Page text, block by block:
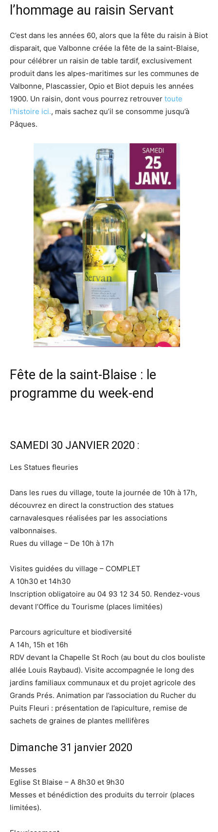
l’hommage au raisin Servant
C’est dans les années 60, alors que la fête du raisin à Biot
disparait, que Valbonne créée la fête de la saint-Blaise,
pour célébrer un raisin de table tardif, exclusivement
produit dans les alpes-maritimes sur les communes de
Valbonne, Plascassier, Opio et Biot depuis les années
1900. Un raisin, dont vous pourrez retrouver toute
l’histoire ici., mais sachez qu’il se consomme jusqu’à
Pâques.
Fête de la saint-Blaise : le
programme du week-end
SAMEDI 30 JANVIER 2020 :
Les Statues fleuries
Dans les rues du village, toute la journée de 10h à 17h,
découvrez en direct la construction des statues
carnavalesques réalisées par les associations
valbonnaises.
Rues du village – De 10h à 17h
Visites guidées du village – COMPLET
A 10h30 et 14h30
Inscription obligatoire au 04 93 12 34 50. Rendez-vous
devant l’Office du Tourisme (places limitées)
Parcours agriculture et biodiversité
A 14h, 15h et 16h
RDV devant la Chapelle St Roch (au bout du clos bouliste
allée Louis Raybaud). Visite accompagnée le long des
jardins familiaux communaux et du projet agricole des
Grands Prés. Animation par l’association du Rucher du
Puits Fleuri : présentation de l’apiculture, remise de
sachets de graines de plantes mellifères
Dimanche 31 janvier 2020
Messes
Eglise St Blaise – A 8h30 et 9h30
Messes et bénédiction des produits du terroir (places
limitées).